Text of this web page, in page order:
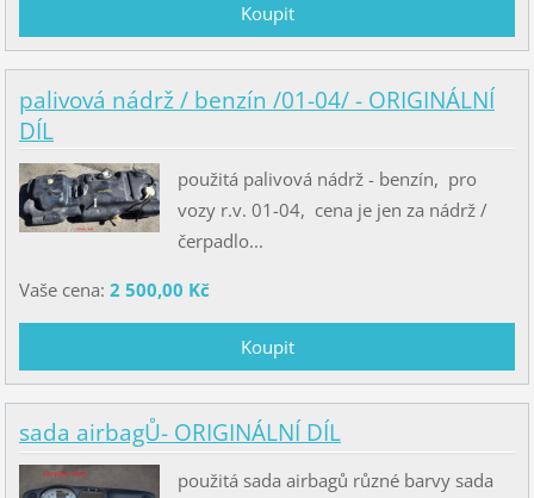
palivová nádrž / benzín /01-04/ - ORIGINÁLNÍ
DÍL
použitá palivová nádrž - benzín, pro
vozy r.v. 01-04, cena je jen za nádrž /
čerpadlo...
Vaše cena: 2 500,00 Kč
sada airbagŮ- ORIGINÁLNÍ DÍL
použitá sada airbagů různé barvy sada